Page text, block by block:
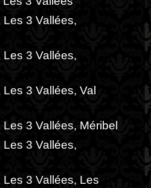
3 Vallées,
3 Vallées,
3 Vallées, Val
3 Vallées, Méribel
3 Vallées,
3 Vallées, Les